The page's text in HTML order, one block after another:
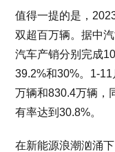
值得一提的是，
双超百万辆。据中
汽车产销分别完成
39.2%和30%。1-
万辆和830.4万辆，
有率达到30.8%。
在新能源浪潮汹涌